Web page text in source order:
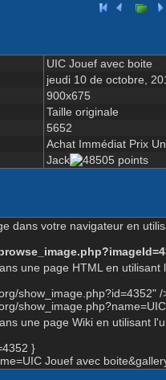
UIC Jouef avec boite
jeudi 10 de octobre,
900x675
Taille originale
5652
Achat Immédiat Prix
Jack
dans votre navigateur en
une page HTML en utilisant
show_image.php?id=4352" /
une page Wiki en utilisant
}
Jouef avec